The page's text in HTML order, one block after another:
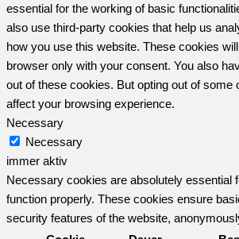
essential for the working of basic
also use third-party cookies that help us
how you use this website. These cookies
browser only with your consent. You also
out of these cookies. But opting out of some
affect your browsing experience.
Necessary
Necessary
immer aktiv
Necessary cookies are absolutely essential
function properly. These cookies ensure
security features of the website,